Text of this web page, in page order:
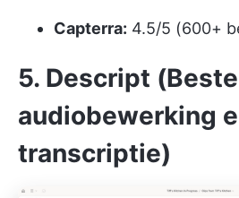
Capterra: 4.5/5 (600+
5. Descript
audiobewerking
transcriptie)